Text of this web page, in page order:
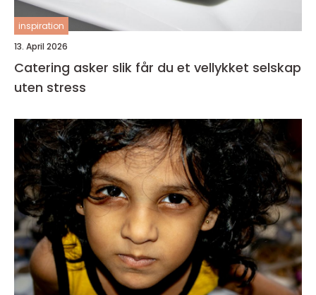
inspiration
13. April 2026
Catering asker slik får du et vellykket selskap
uten stress